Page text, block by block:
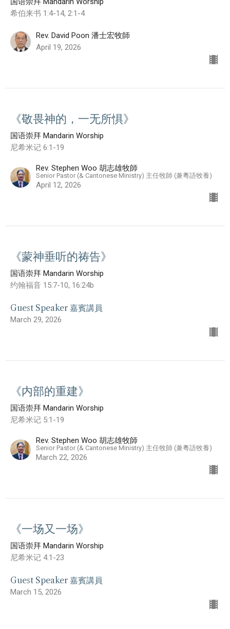
希伯来书 1:4-14, 2:1-4
Rev. David Poon 潘士宏牧師
April 19, 2026
《敬畏神的，一无所惧》
国语崇拜 Mandarin Worship
尼希米记 6:1-19
Rev. Stephen Woo 胡志雄牧師
Senior Pastor (& Cantonese Ministry) 主任牧師 (兼粵語牧養)
April 12, 2026
《蒙神垂听的祷告》
国语崇拜 Mandarin Worship
约翰福音 15:7-10, 16:24b
Guest Speaker 嘉賓講員
March 29, 2026
《内部的重建》
国语崇拜 Mandarin Worship
尼希米记 5:1-19
Rev. Stephen Woo 胡志雄牧師
Senior Pastor (& Cantonese Ministry) 主任牧師 (兼粵語牧養)
March 22, 2026
《一场又一场》
国语崇拜 Mandarin Worship
尼希米记 4:1-23
Guest Speaker 嘉賓講員
March 15, 2026